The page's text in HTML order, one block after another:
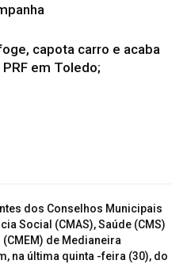
capota carro e acaba
em Toledo;
dos Conselhos Municipais
Social (CMAS), Saúde (CMS)
(CMEM) de Medianeira
na última quinta -feira (30), do